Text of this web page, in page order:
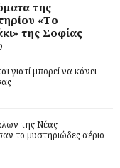
της
«Το
της Σοφίας
γιατί μπορεί να κάνει
της Νέας
το μυστηριώδες αέριο